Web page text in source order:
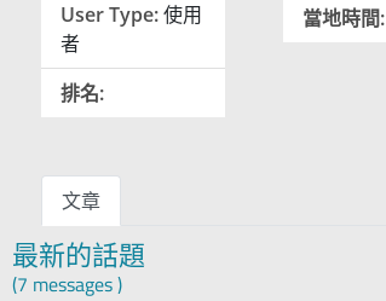
User Type: 使用
者
排名:
當地時間:
文章
最新的話題
(7 messages )